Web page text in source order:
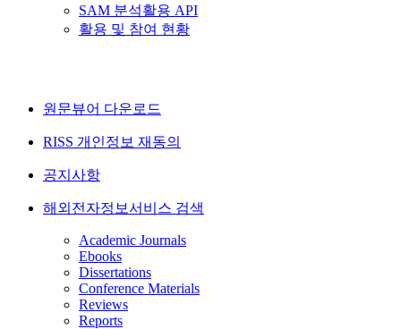
SAM 분석활용 API
활용 및 참여 현황
원문뷰어 다운로드
RISS 개인정보 재동의
공지사항
해외전자정보서비스 검색
Academic Journals
Ebooks
Dissertations
Conference Materials
Reviews
Reports